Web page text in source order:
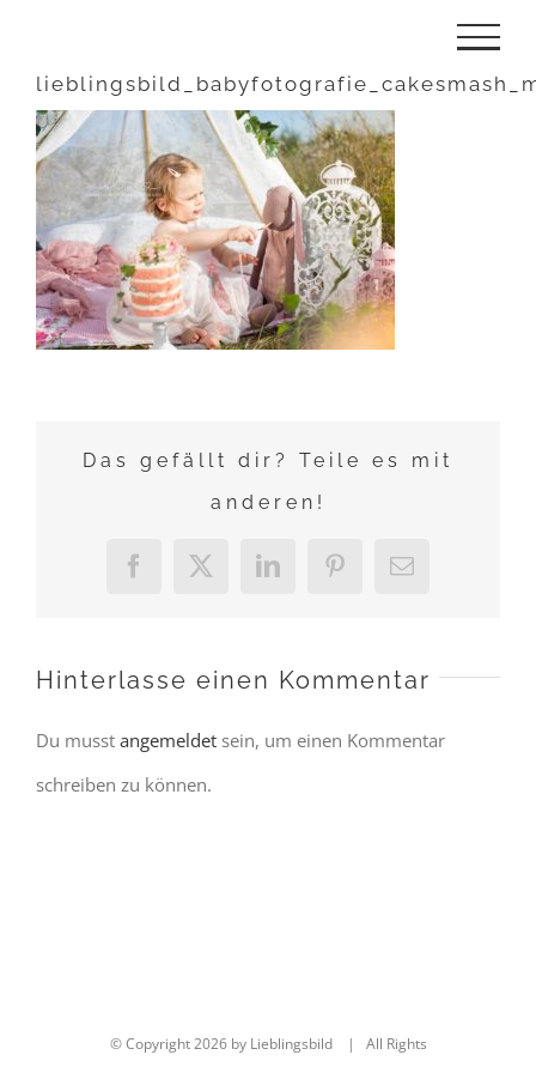
springen
Das gefällt dir? Teile es mit
anderen!
Facebook
X LinkedInPinterest
E-
Hinterlasse einen Kommentar
Du musst angemeldet sein, um einen Kommentar
schreiben zu können.
© Copyright2026 by Lieblingsbild | All Rights